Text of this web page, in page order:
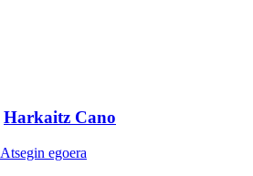
Harkaitz Cano
Atsegin egoera